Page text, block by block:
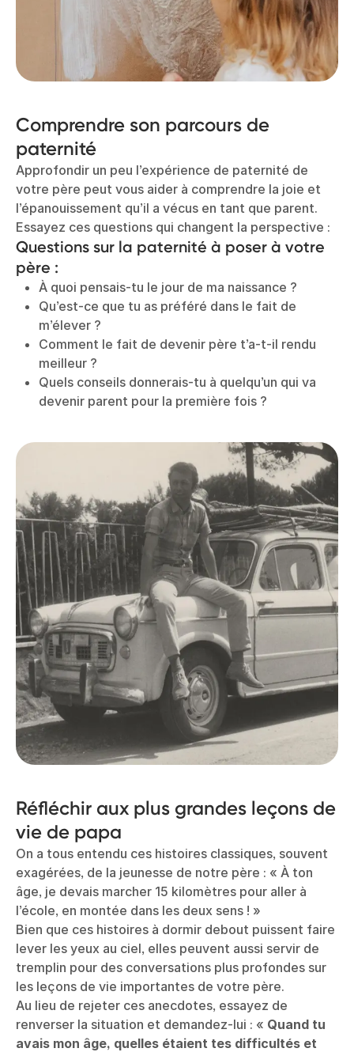
Comprendre son parcours de
paternité
Approfondir un peu l’expérience de paternité de
votre père peut vous aider à comprendre la joie et
l’épanouissement qu’il a vécus en tant que parent.
Essayez ces questions qui changent la perspective :
Questions sur la paternité à poser à votre
père :
À quoi pensais-tu le jour de ma naissance ?
Qu’est-ce que tu as préféré dans le fait de
m’élever ?
Comment le fait de devenir père t’a-t-il rendu
meilleur ?
Quels conseils donnerais-tu à quelqu’un qui va
devenir parent pour la première fois ?
Réfléchir aux plus grandes leçons de
vie de papa
On a tous entendu ces histoires classiques, souvent
exagérées, de la jeunesse de notre père : « À ton
âge, je devais marcher 15 kilomètres pour aller à
l’école, en montée dans les deux sens ! »
Bien que ces histoires à dormir debout puissent faire
lever les yeux au ciel, elles peuvent aussi servir de
tremplin pour des conversations plus profondes sur
les leçons de vie importantes de votre père.
Au lieu de rejeter ces anecdotes, essayez de
renverser la situation et demandez-lui : « Quand tu
avais mon âge, quelles étaient tes difficultés et